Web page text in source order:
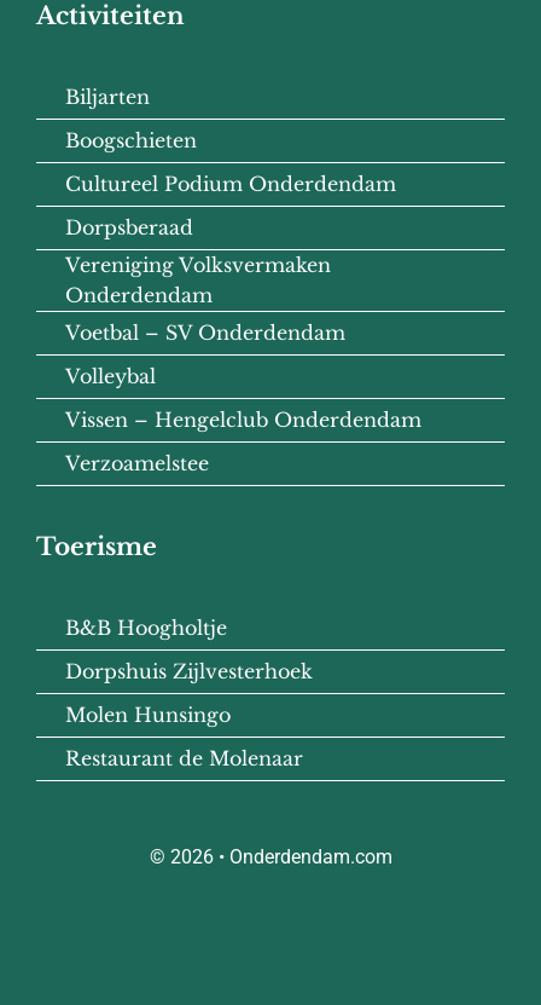
Activiteiten
Biljarten
Boogschieten
Cultureel Podium Onderdendam
Dorpsberaad
Vereniging Volksvermaken
Onderdendam
Voetbal – SV Onderdendam
Volleybal
Vissen – Hengelclub Onderdendam
Verzoamelstee
Toerisme
B&B Hoogholtje
Dorpshuis Zijlvesterhoek
Molen Hunsingo
Restaurant de Molenaar
© 2026 • Onderdendam.com